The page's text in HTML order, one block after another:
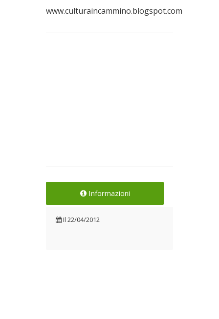
www.culturaincammino.blogspot.com
Informazioni
Il 22/04/2012